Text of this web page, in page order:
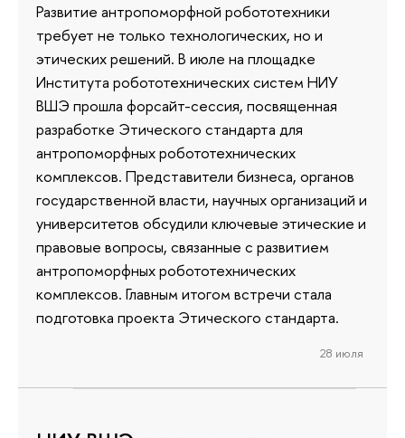
Развитие антропоморфной робототехники
требует не только технологических, но и
этических решений. В июле на площадке
Института робототехнических систем НИУ
ВШЭ прошла форсайт-сессия, посвященная
разработке Этического стандарта для
антропоморфных робототехнических
комплексов. Представители бизнеса, органов
государственной власти, научных организаций и
университетов обсудили ключевые этические и
правовые вопросы, связанные с развитием
антропоморфных робототехнических
комплексов. Главным итогом встречи стала
подготовка проекта Этического стандарта.
28 июля